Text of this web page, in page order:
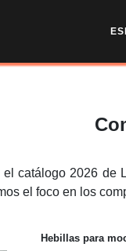
catálogo 2026
el foco en los
Hebillas para